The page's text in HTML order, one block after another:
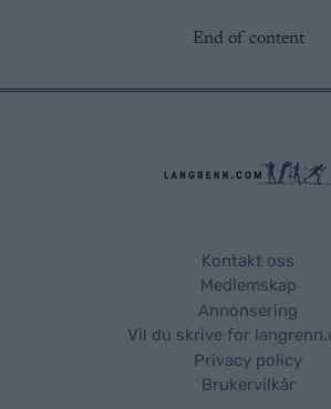
End of content
Kontakt oss
Medlemskap
Annonsering
Vil du skrive for
Privacy policy
Brukervilkår